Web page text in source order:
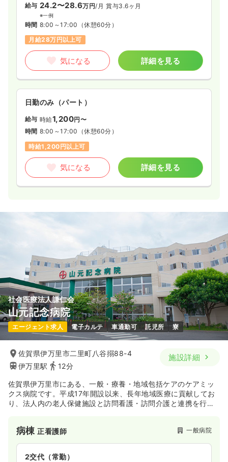
給与 24.2〜28.6万円/月 賞与3.6ヶ月
※一例
時間 8:00～17:00 （休憩60分）
月給28万円以上可
気になる 詳細を見る
日勤のみ（パート）
給与 時給1,200円〜
時間 8:00～17:00 （休憩60分）
時給1,200円以上可
気になる 詳細を見る
社会医療法人謙仁会
山元記念病院
エージェント求人 電子カルテ 車通勤可 託児所 寮
佐賀県伊万里市二里町八谷搦88-4
伊万里駅
12分
施設詳細
佐賀県伊万里市にある、一般・療養・地域包括ケアのケアミッ
クス病院です。平成17年開設以来、長年地域医療に貢献してお
り、法人内の老人保健施設と訪問看護・訪問介護と連携を行
病棟正看護師 一般病院
2交代（常勤）